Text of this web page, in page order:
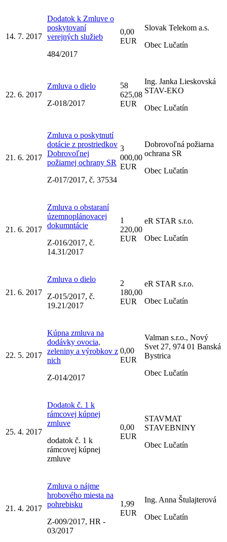
14. 7. 2017
Dodatok k Zmluve o
poskytovaní
verejných služieb
484/2017
0,00
EUR
Slovak Telekom a.s.
Obec Lučatín
22. 6. 2017
Zmluva o dielo
Z-018/2017
58
625,08
EUR
Ing. Janka Lieskovská
STAV-EKO
Obec Lučatín
21. 6. 2017
Zmluva o poskytnutí
dotácie z prostriedkov
Dobrovoľnej
požiarnej ochrany SR
Z-017/2017, č. 37534
3
000,00
EUR
Dobrovoľná požiarna
ochrana SR
Obec Lučatín
21. 6. 2017
Zmluva o obstaraní
územnoplánovacej
dokumntácie
Z-016/2017, č.
14.31/2017
1
220,00
EUR
eR STAR s.r.o.
Obec Lučatín
21. 6. 2017
Zmluva o dielo
Z-015/2017, č.
19.21/2017
2
180,00
EUR
eR STAR s.r.o.
Obec Lučatín
22. 5. 2017
Kúpna zmluva na
dodávky ovocia,
zeleniny a výrobkov z
nich
Z-014/2017
0,00
EUR
Valman s.r.o., Nový
Svet 27, 974 01 Banská
Bystrica
Obec Lučatín
25. 4. 2017
Dodatok č. 1 k
rámcovej kúpnej
zmluve
dodatok č. 1 k
rámcovej kúpnej
zmluve
0,00
EUR
STAVMAT
STAVEBNINY
Obec Lučatín
21. 4. 2017
Zmluva o nájme
hrobového miesta na
pohrebisku
Z-009/2017, HR -
03/2017
1,99
EUR
Ing. Anna Štulajterová
Obec Lučatín